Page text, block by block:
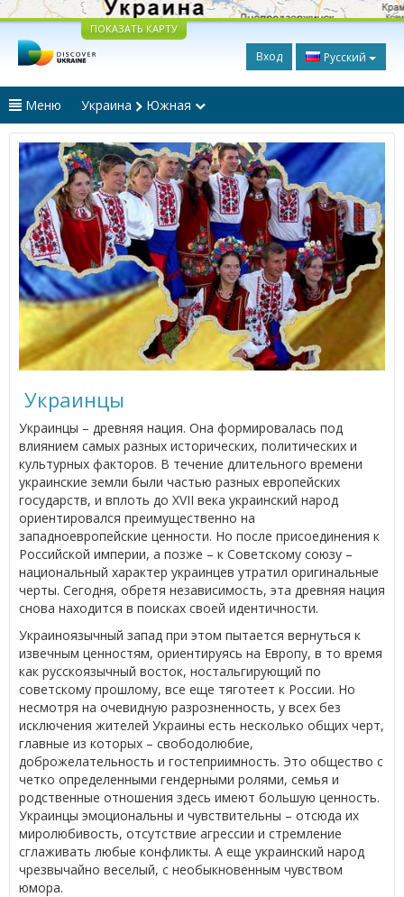
ПОКАЗАТЬ КАРТУ
Вход Русский
Меню Украина Южная
Украинцы
Украинцы – древняя нация. Она формировалась под
влиянием самых разных исторических, политических и
культурных факторов. В течение длительного времени
украинские земли были частью разных европейских
государств, и вплоть до XVII века украинский народ
ориентировался преимущественно на
западноевропейские ценности. Но после присоединения к
Российской империи, а позже – к Советскому союзу –
национальный характер украинцев утратил оригинальные
черты. Сегодня, обретя независимость, эта древняя нация
снова находится в поисках своей идентичности.
Украиноязычный запад при этом пытается вернуться к
извечным ценностям, ориентируясь на Европу, в то время
как русскоязычный восток, ностальгирующий по
советскому прошлому, все еще тяготеет к России. Но
несмотря на очевидную разрозненность, у всех без
исключения жителей Украины есть несколько общих черт,
главные из которых – свободолюбие,
доброжелательность и гостеприимность. Это общество с
четко определенными гендерными ролями, семья и
родственные отношения здесь имеют большую ценность.
Украинцы эмоциональны и чувствительны – отсюда их
миролюбивость, отсутствие агрессии и стремление
сглаживать любые конфликты. А еще украинский народ
чрезвычайно веселый, с необыкновенным чувством
юмора.